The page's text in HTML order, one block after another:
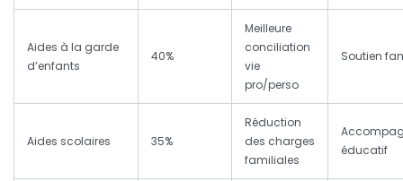
Aides à la garde
d’enfants
40%
Meilleure
conciliation
vie
pro/perso
Soutien
Aides scolaires 35%
Réduction
des charges
familiales
éducatif